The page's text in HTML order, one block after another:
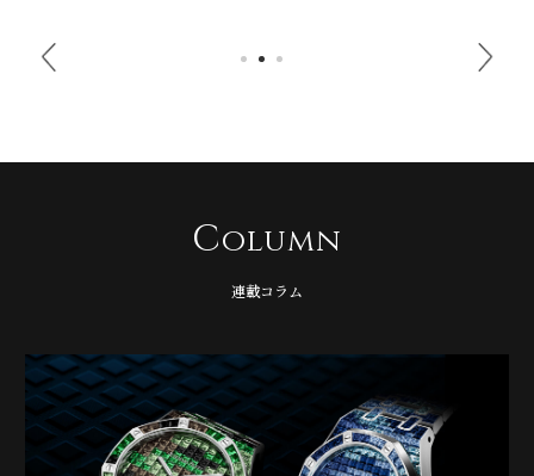
Column
連載コラム